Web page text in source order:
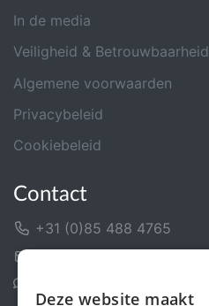
In de media
Veiligheid & Betrouwbaarheid
Algemene voorwaarden
Privacybeleid
Cookiebeleid
Contact
+31 (0)85 488 4765
Deze website maakt